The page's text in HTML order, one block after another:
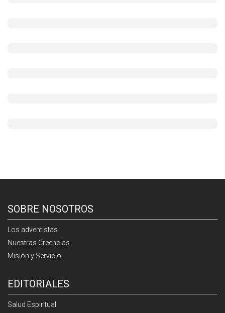
SOBRE NOSOTROS
Los adventistas
Nuestras Creencias
Misión y Servicio
EDITORIALES
Salud Espiritual